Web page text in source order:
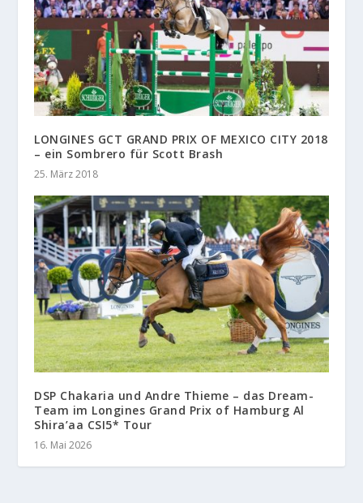
LONGINES GCT GRAND PRIX OF MEXICO CITY 2018
– ein Sombrero für Scott Brash
25. März 2018
DSP Chakaria und Andre Thieme – das Dream-
Team im Longines Grand Prix of Hamburg Al
Shira’aa CSI5* Tour
16. Mai 2026